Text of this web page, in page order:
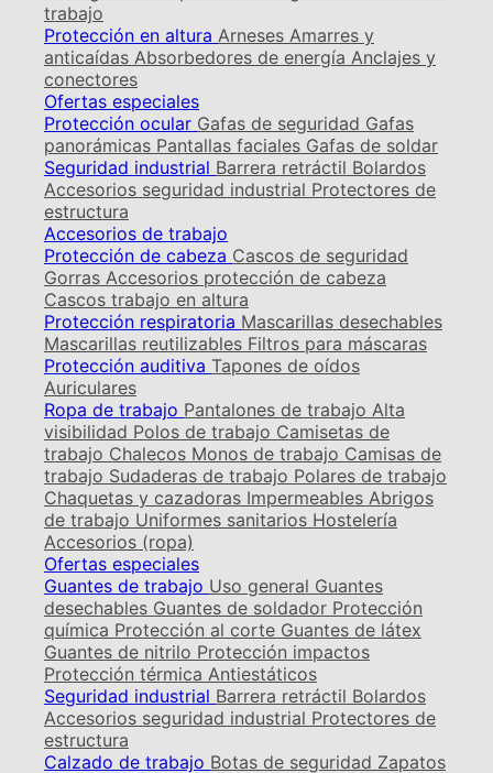
trabajo
Protección en altura Arneses Amarres y
anticaídas Absorbedores de energía Anclajes y
conectores
Ofertas especiales
Protección ocular Gafas de seguridad Gafas
panorámicas Pantallas faciales Gafas de soldar
Seguridad industrial Barrera retráctil Bolardos
Accesorios seguridad industrial Protectores de
estructura
Accesorios de trabajo
Protección de cabeza Cascos de seguridad
Gorras Accesorios protección de cabeza
Cascos trabajo en altura
Protección respiratoria Mascarillas desechables
Mascarillas reutilizables Filtros para máscaras
Protección auditiva Tapones de oídos
Auriculares
Ropa de trabajo Pantalones de trabajo Alta
visibilidad Polos de trabajo Camisetas de
trabajo Chalecos Monos de trabajo Camisas de
trabajo Sudaderas de trabajo Polares de trabajo
Chaquetas y cazadoras Impermeables Abrigos
de trabajo Uniformes sanitarios Hostelería
Accesorios (ropa)
Ofertas especiales
Guantes de trabajo Uso general Guantes
desechables Guantes de soldador Protección
química Protección al corte Guantes de látex
Guantes de nitrilo Protección impactos
Protección térmica Antiestáticos
Seguridad industrial Barrera retráctil Bolardos
Accesorios seguridad industrial Protectores de
estructura
Calzado de trabajo Botas de seguridad Zapatos